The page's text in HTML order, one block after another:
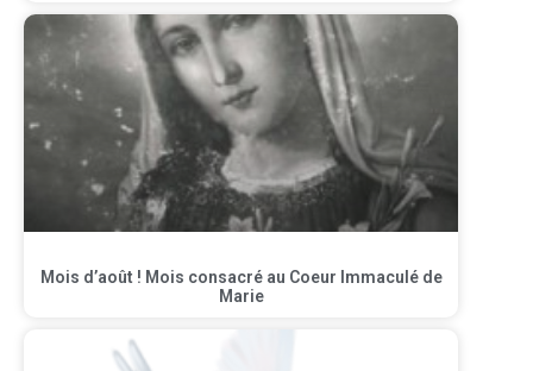
Mois d’août ! Mois consacré au Coeur Immaculé de
Marie